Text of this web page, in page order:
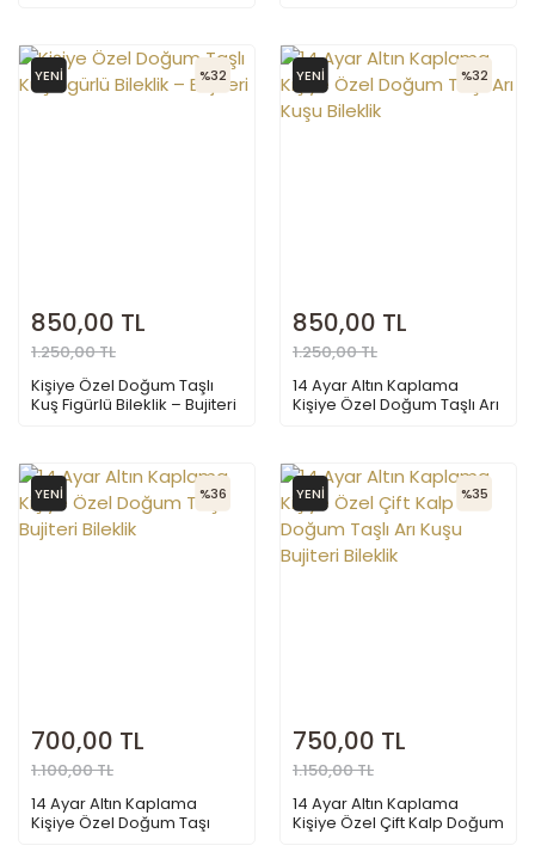
YENİ %32
850,00 TL
1.250,00 TL
Kişiye Özel Doğum Taşlı
Kuş Figürlü Bileklik – Bujiteri
YENİ %32
850,00 TL
1.250,00 TL
14 Ayar Altın Kaplama
Kişiye Özel Doğum Taşlı Arı
YENİ %36
700,00 TL
1.100,00 TL
14 Ayar Altın Kaplama
Kişiye Özel Doğum Taşı
YENİ %35
750,00 TL
1.150,00 TL
14 Ayar Altın Kaplama
Kişiye Özel Çift Kalp Doğum